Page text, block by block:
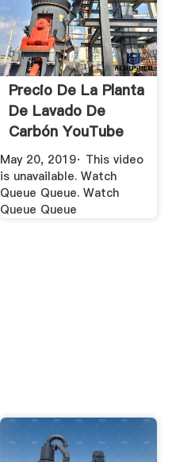
Precio De La Planta
De Lavado De
Carbón YouTube
May 20, 2019· This video
is unavailable. Watch
Queue Queue. Watch
Queue Queue